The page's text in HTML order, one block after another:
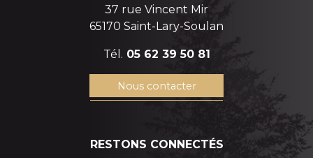
37 rue Vincent Mir
65170 Saint-Lary-Soulan
Tél. 05 62 39 50 81
Nous contacter
RESTONS CONNECTÉS